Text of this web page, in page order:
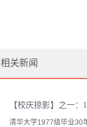
相关新闻
【校庆掠影】之一：
清华大学1977级毕业30